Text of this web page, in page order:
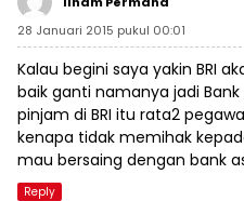
28 Januari 2015 pukul 00:01
Kalau begini saya yakin BRI
baik ganti namanya jadi
pinjam di BRI itu rata2
kenapa tidak memihak
mau bersaing dengan bank
Reply